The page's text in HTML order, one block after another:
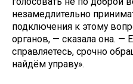
незамедлительно
подключения к этому
органов, — сказала она. —
справляетесь, срочно
найдём управу».